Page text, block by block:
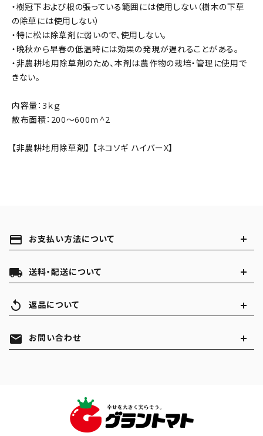
・樹冠下および根の張っている範囲には使用しない（樹木の下草
の除草には使用しない）
・特に松は除草剤に弱いので、使用しない。
・晩秋から早春の低温時には効果の発現が遅れることがある。
・非農耕地用除草剤のため、本剤は農作物の栽培・管理に使用で
きない。
内容量：3ｋｇ
散布面積：200～600ｍ^2
【非農耕地用除草剤】 【ネコソギ ハイバーX】
payment お支払い方法について
local_shipping 送料・配送について
replay 返品について
mail お問い合わせ